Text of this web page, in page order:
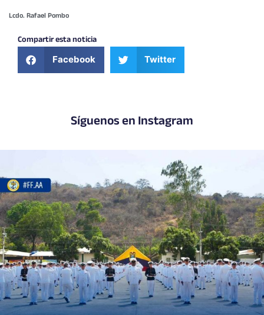
Lcdo. Rafael Pombo
Compartir esta noticia
Facebook Twitter
Síguenos en Instagram